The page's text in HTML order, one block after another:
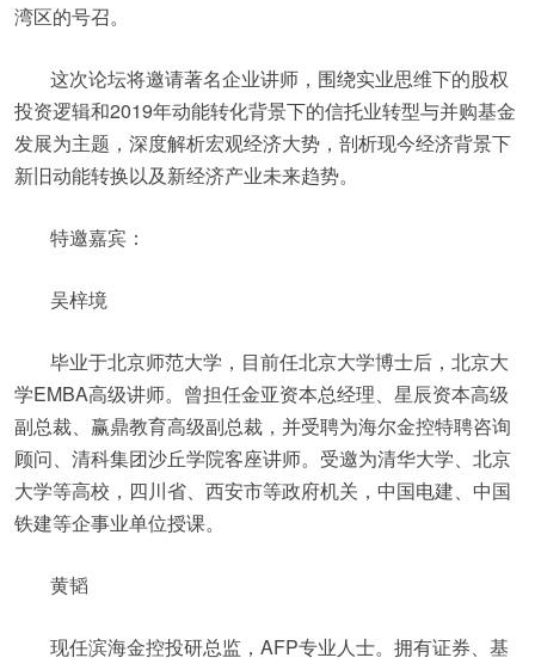
湾区的号召。
这次论坛将邀请著名企业讲师，围绕实业思维下的股权
投资逻辑和2019年动能转化背景下的信托业转型与并购基金
发展为主题，深度解析宏观经济大势，剖析现今经济背景下
新旧动能转换以及新经济产业未来趋势。
特邀嘉宾：
吴梓境
毕业于北京师范大学，目前任北京大学博士后，北京大
学EMBA高级讲师。曾担任金亚资本总经理、星辰资本高级
副总裁、赢鼎教育高级副总裁，并受聘为海尔金控特聘咨询
顾问、清科集团沙丘学院客座讲师。受邀为清华大学、北京
大学等高校，四川省、西安市等政府机关，中国电建、中国
铁建等企事业单位授课。
黄韬
现任滨海金控投研总监，AFP专业人士。拥有证券、基